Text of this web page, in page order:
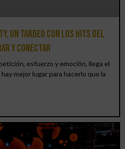
un tardeo con los hits del
y conectar
esfuerzo y emoción, llega el
mejor lugar para hacerlo que la